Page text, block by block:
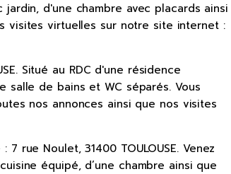
d'une chambre avec placards ainsi
visites virtuelles sur notre site internet :
Situé au RDC d'une résidence
salle de bains et WC séparés. Vous
nos annonces ainsi que nos visites
rue Noulet, 31400 TOULOUSE. Venez
équipé, d’une chambre ainsi que